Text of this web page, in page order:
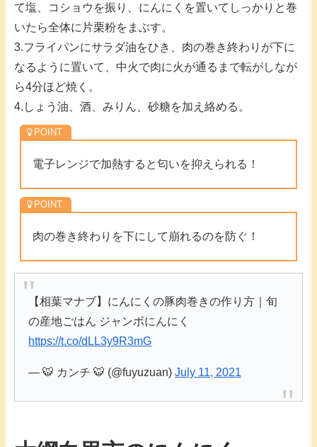
て塩、コショウを振り、にんにくを置いてしっかりと巻
いたら全体に片栗粉をまぶす。
3.フライパンにサラダ油をひき、肉の巻き終わりが下に
なるように置いて、中火で肉に火が通るまで転がしなが
ら4分ほど焼く。
4.しょう油、酒、みりん、砂糖を加え絡める。
電子レンジで加熱すると匂いを抑えられる！
肉の巻き終わりを下にして崩れるのを防ぐ！
【相葉マナブ】にんにくの豚肉巻きの作り方｜旬
の産地ごはん ジャンボにんにく
https://t.co/dLL3y9R3mG
— 🐯 カンチ 🐯 (@fuyuzuan)July 11, 2021